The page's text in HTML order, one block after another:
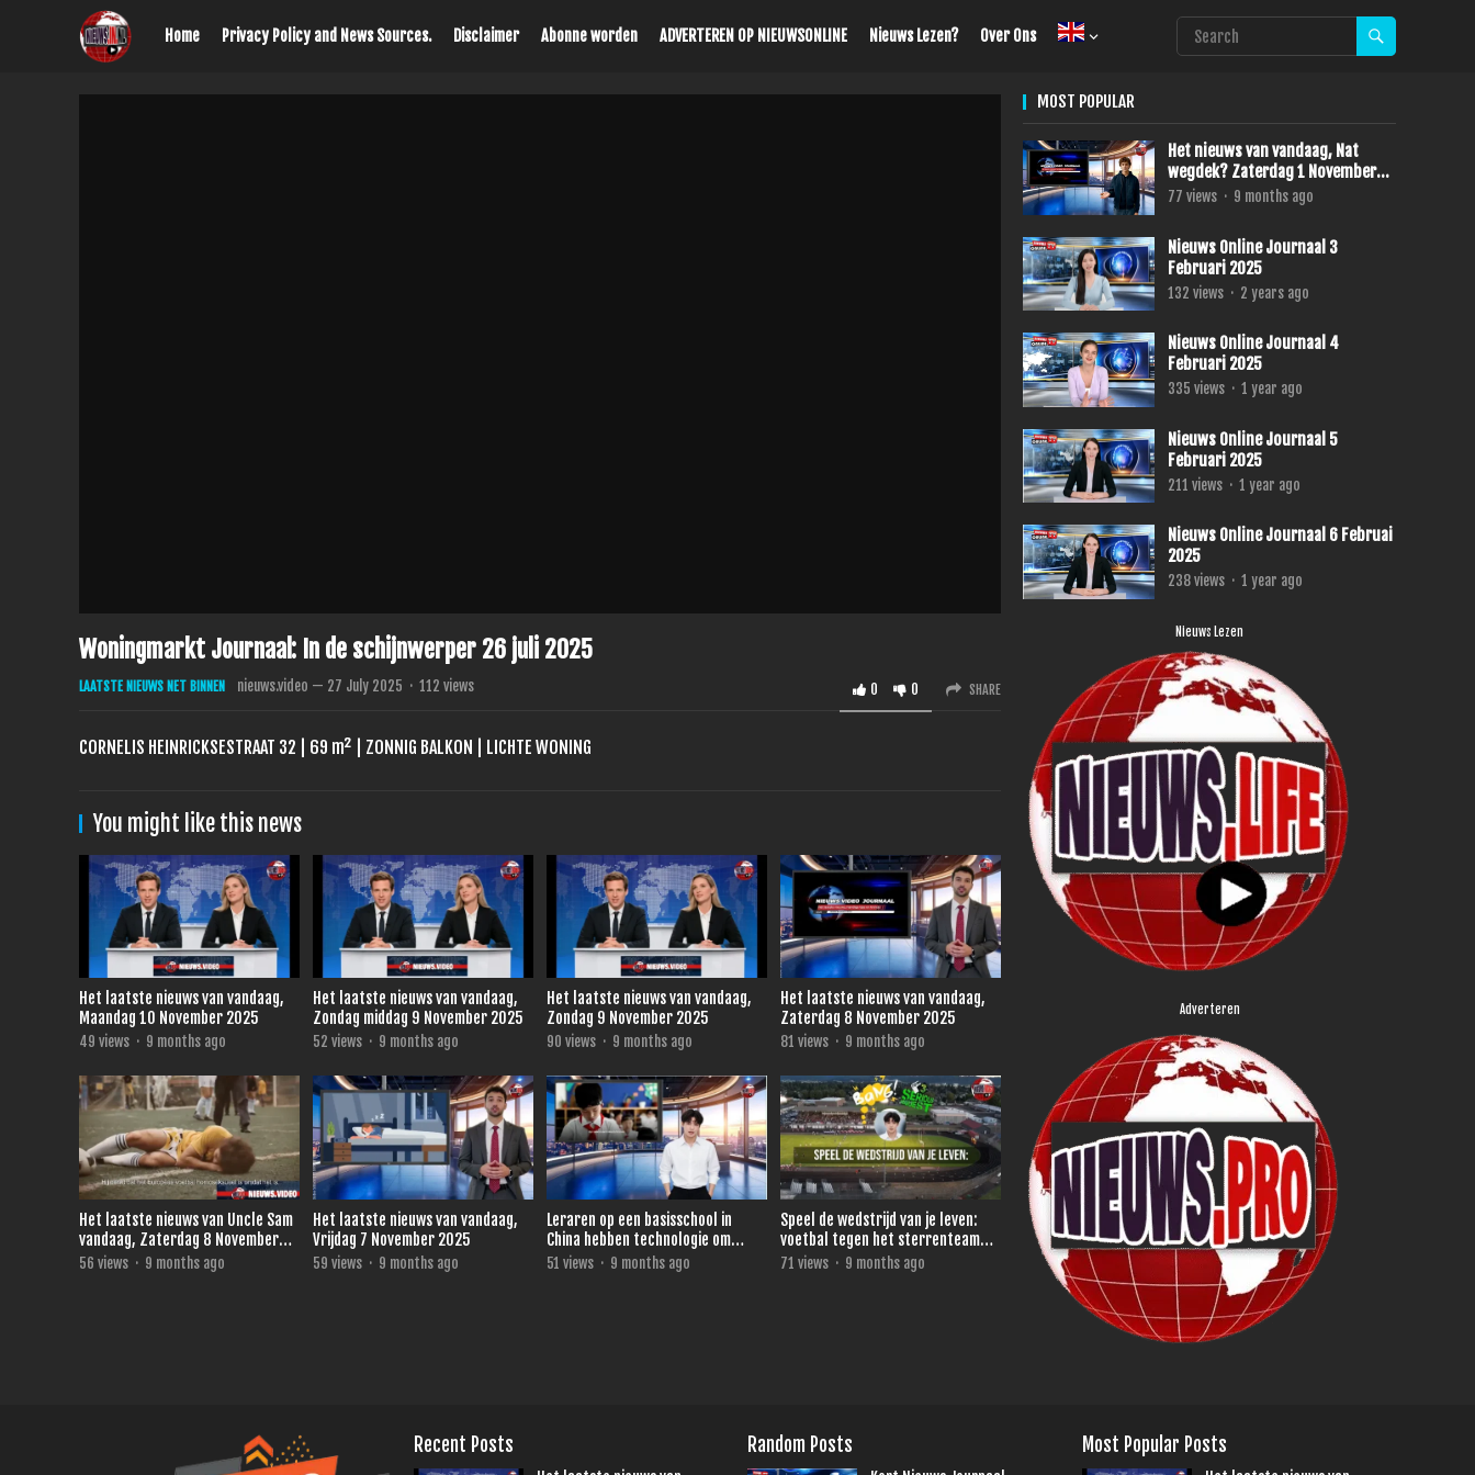
Home Privacy Policy and News Sources. Disclaimer Abonne worden ADVERTEREN OP NIEUWSONLINE Nieuws Lezen? Over Ons
Woningmarkt Journaal: In de schijnwerper 26 juli 2025
LAATSTE NIEUWS NET BINNEN nieuws.video — 27 July 2025 · 112 views 0 0 SHARE
CORNELIS HEINRICKSESTRAAT 32 | 69 m² | ZONNIG BALKON | LICHTE WONING
You might like this news
Het laatste nieuws van vandaag,
Maandag 10 November 2025
49 views · 9 months ago
Het laatste nieuws van vandaag,
Zondag middag 9 November 2025
52 views · 9 months ago
Het laatste nieuws van vandaag,
Zondag 9 November 2025
90 views · 9 months ago
Het laatste nieuws van vandaag,
Zaterdag 8 November 2025
81 views · 9 months ago
Het laatste nieuws van Uncle Sam
vandaag, Zaterdag 8 November
2025
56 views · 9 months ago
Het laatste nieuws van vandaag,
Vrijdag 7 November 2025
59 views · 9 months ago
Leraren op een basisschool in
China hebben technologie om
direct te zien wie niet oplet.
51 views · 9 months ago
Speel de wedstrijd van je leven:
voetbal tegen het sterrenteam
van Ronald de Boer voor 3FM
71 views · 9 months ago
MOST POPULAR
Het nieuws van vandaag, Nat
wegdek? Zaterdag 1 November
2025
77 views · 9 months ago
Nieuws Online Journaal 3
Februari 2025
132 views · 2 years ago
Nieuws Online Journaal 4
Februari 2025
335 views · 1 year ago
Nieuws Online Journaal 5
Februari 2025
211 views · 1 year ago
Nieuws Online Journaal 6 Februai
2025
238views · 1 year ago
Nieuws Lezen
Adverteren
Recent Posts Random Posts Most Popular Posts